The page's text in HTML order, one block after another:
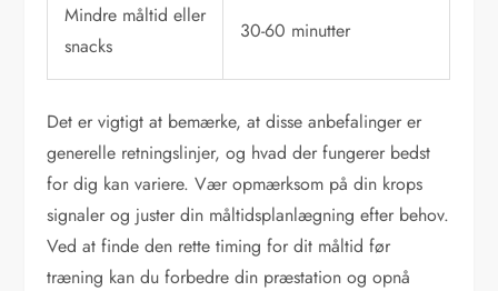
Mindre måltid eller
snacks
30-60 minutter
Det er vigtigt at bemærke, at disse anbefalinger er
generelle retningslinjer, og hvad der fungerer bedst
for dig kan variere. Vær opmærksom på din krops
signaler og juster din måltidsplanlægning efter behov.
Ved at finde den rette timing for dit måltid før
træning kan du forbedre din præstation og opnå